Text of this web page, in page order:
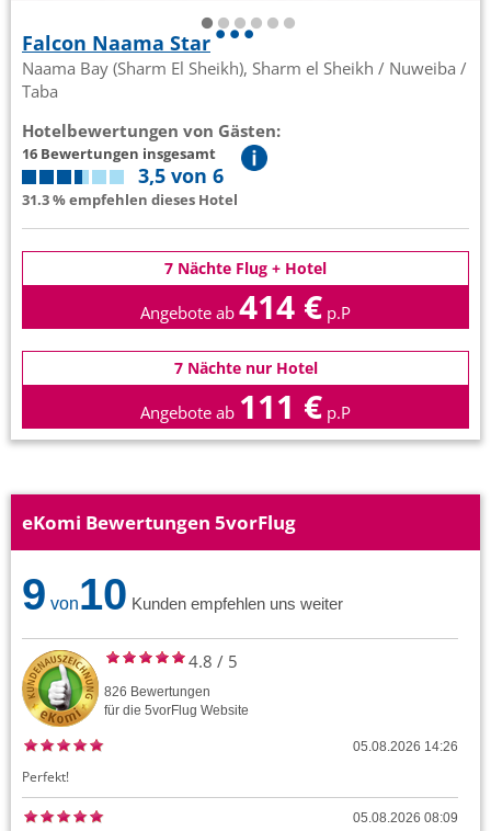
Falcon Naama Star
Naama Bay (Sharm El Sheikh), Sharm el Sheikh / Nuweiba /
Taba
Hotelbewertungen von Gästen:
16 Bewertungen insgesamt
3,5 von 6
31.3 % empfehlen dieses Hotel
7 Nächte Flug + Hotel
Angebote ab 414 € p.P
7 Nächte nur Hotel
Angebote ab 111 € p.P
eKomi Bewertungen 5vorFlug
9 von10 Kunden empfehlen uns weiter
4.8 / 5
826 Bewertungen
für die 5vorFlug Website
05.08.2026 14:26
Perfekt!
05.08.2026 08:09